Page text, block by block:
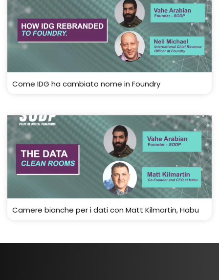
Come IDG ha cambiato nome in Foundry
Camere bianche per i dati con Matt Kilmartin, Habu